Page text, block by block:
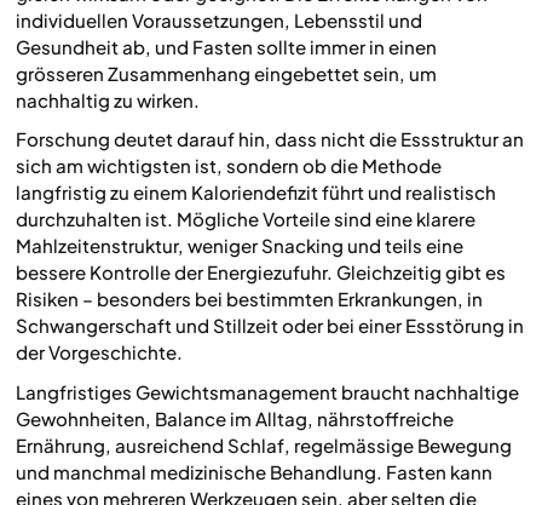
individuellen Voraussetzungen, Lebensstil und
Gesundheit ab, und Fasten sollte immer in einen
grösseren Zusammenhang eingebettet sein, um
nachhaltig zu wirken.
Forschung deutet darauf hin, dass nicht die Essstruktur an
sich am wichtigsten ist, sondern ob die Methode
langfristig zu einem Kaloriendefizit führt und realistisch
durchzuhalten ist. Mögliche Vorteile sind eine klarere
Mahlzeitenstruktur, weniger Snacking und teils eine
bessere Kontrolle der Energiezufuhr. Gleichzeitig gibt es
Risiken – besonders bei bestimmten Erkrankungen, in
Schwangerschaft und Stillzeit oder bei einer Essstörung in
der Vorgeschichte.
Langfristiges Gewichtsmanagement braucht nachhaltige
Gewohnheiten, Balance im Alltag, nährstoffreiche
Ernährung, ausreichend Schlaf, regelmässige Bewegung
und manchmal medizinische Behandlung. Fasten kann
eines von mehreren Werkzeugen sein, aber selten die